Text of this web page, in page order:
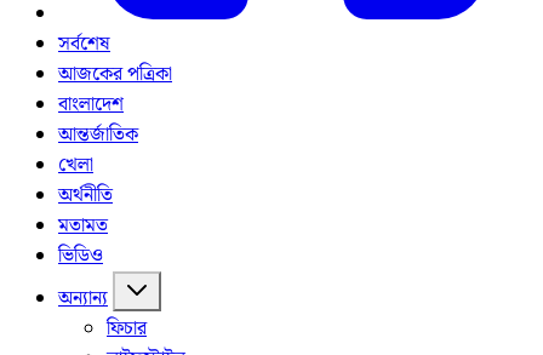
সর্বশেষ
আজকের পত্রিকা
বাংলাদেশ
আন্তর্জাতিক
খেলা
অর্থনীতি
মতামত
ভিডিও
অন্যান্য
ফিচার